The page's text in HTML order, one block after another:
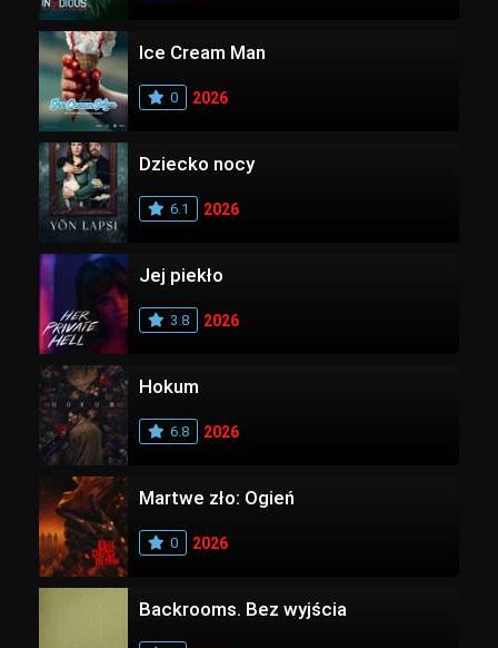
Ice Cream Man
0 2026
Dziecko nocy
6.1 2026
Jej piekło
3.8 2026
Hokum
6.8 2026
Martwe zło: Ogień
0 2026
Backrooms. Bez wyjścia